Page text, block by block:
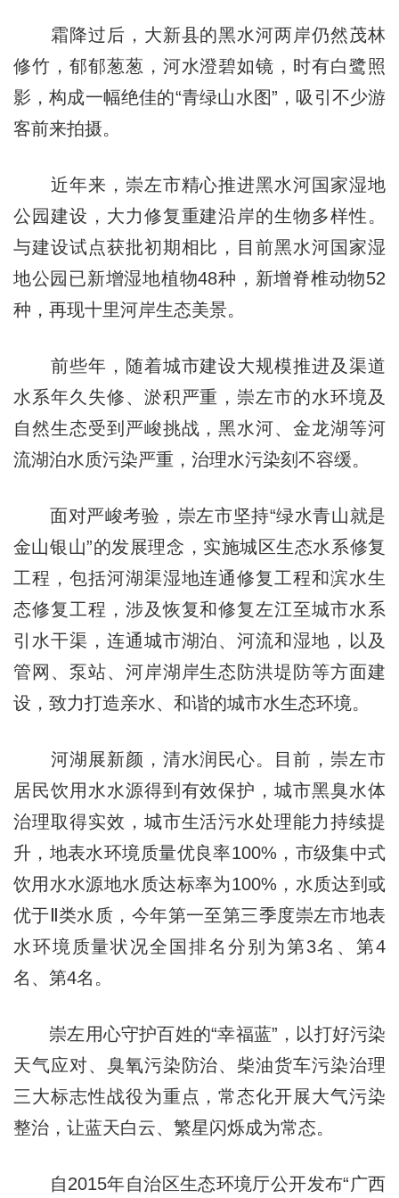
霜降过后，大新县的黑水河两岸仍然茂林
修竹，郁郁葱葱，河水澄碧如镜，时有白鹭照
影，构成一幅绝佳的“青绿山水图”，吸引不少游
客前来拍摄。
近年来，崇左市精心推进黑水河国家湿地
公园建设，大力修复重建沿岸的生物多样性。
与建设试点获批初期相比，目前黑水河国家湿
地公园已新增湿地植物48种，新增脊椎动物52
种，再现十里河岸生态美景。
前些年，随着城市建设大规模推进及渠道
水系年久失修、淤积严重，崇左市的水环境及
自然生态受到严峻挑战，黑水河、金龙湖等河
流湖泊水质污染严重，治理水污染刻不容缓。
面对严峻考验，崇左市坚持“绿水青山就是
金山银山”的发展理念，实施城区生态水系修复
工程，包括河湖渠湿地连通修复工程和滨水生
态修复工程，涉及恢复和修复左江至城市水系
引水干渠，连通城市湖泊、河流和湿地，以及
管网、泵站、河岸湖岸生态防洪堤防等方面建
设，致力打造亲水、和谐的城市水生态环境。
河湖展新颜，清水润民心。目前，崇左市
居民饮用水水源得到有效保护，城市黑臭水体
治理取得实效，城市生活污水处理能力持续提
升，地表水环境质量优良率100%，市级集中式
饮用水水源地水质达标率为100%，水质达到或
优于Ⅱ类水质，今年第一至第三季度崇左市地表
水环境质量状况全国排名分别为第3名、第4
名、第4名。
崇左用心守护百姓的“幸福蓝”，以打好污染
天气应对、臭氧污染防治、柴油货车污染治理
三大标志性战役为重点，常态化开展大气污染
整治，让蓝天白云、繁星闪烁成为常态。
自2015年自治区生态环境厅公开发布“广西